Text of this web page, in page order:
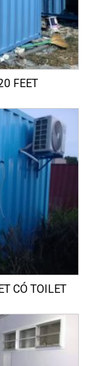
FEET
CÓ TOILET